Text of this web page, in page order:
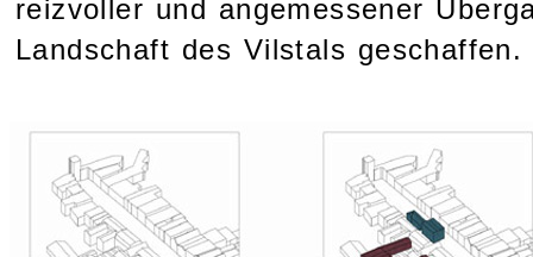
reizvoller und angemessener
Landschaft des Vilstals geschaffen.